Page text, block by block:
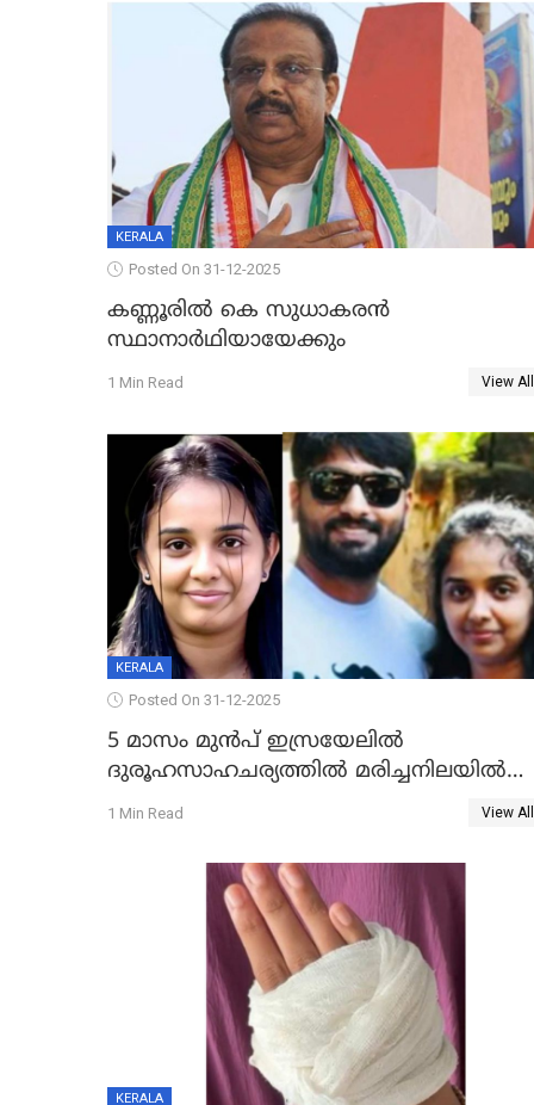
KERALA
Posted On 31-12-2025
കണ്ണൂരിൽ കെ സുധാകരൻ
സ്ഥാനാർഥിയായേക്കും
1 Min Read View All
KERALA
Posted On 31-12-2025
5 മാസം മുൻപ് ഇസ്രയേലിൽ
ദുരൂഹസാഹചര്യത്തിൽ മരിച്ചനിലയിൽ
കണ്ടെത്തിയ മലയാളി യുവാവിന്റെ
1 Min Read View All
KERALA